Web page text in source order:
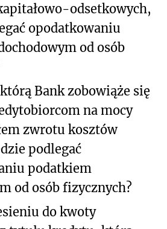
odsetkowych,
opodatkowaniu
od osób
Bank zobowiąże się
na mocy
zwrotu kosztów
podlegać
podatkiem
od osób fizycznych?
do kwoty